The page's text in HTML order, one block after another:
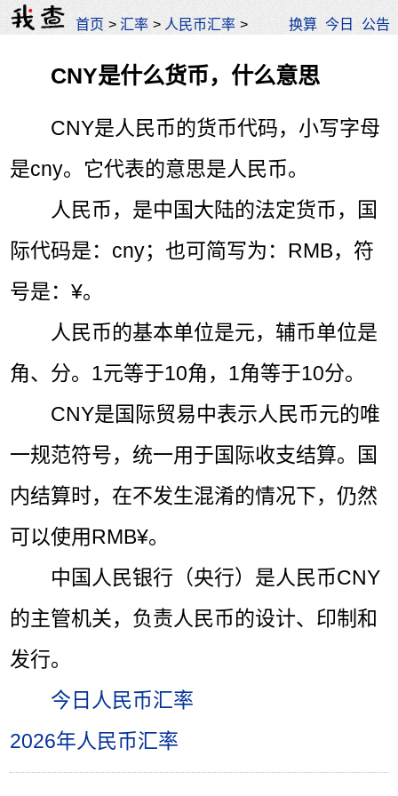
首页 >汇率 > 人民币汇率 > 换算 今日 公告
CNY是什么货币，什么意思
CNY是人民币的货币代码，小写字母
是cny。它代表的意思是人民币。
人民币，是中国大陆的法定货币，国
际代码是：cny；也可简写为：RMB，符
号是：¥。
人民币的基本单位是元，辅币单位是
角、分。1元等于10角，1角等于10分。
CNY是国际贸易中表示人民币元的唯
一规范符号，统一用于国际收支结算。国
内结算时，在不发生混淆的情况下，仍然
可以使用RMB¥。
中国人民银行（央行）是人民币CNY
的主管机关，负责人民币的设计、印制和
发行。
今日人民币汇率
2026年人民币汇率